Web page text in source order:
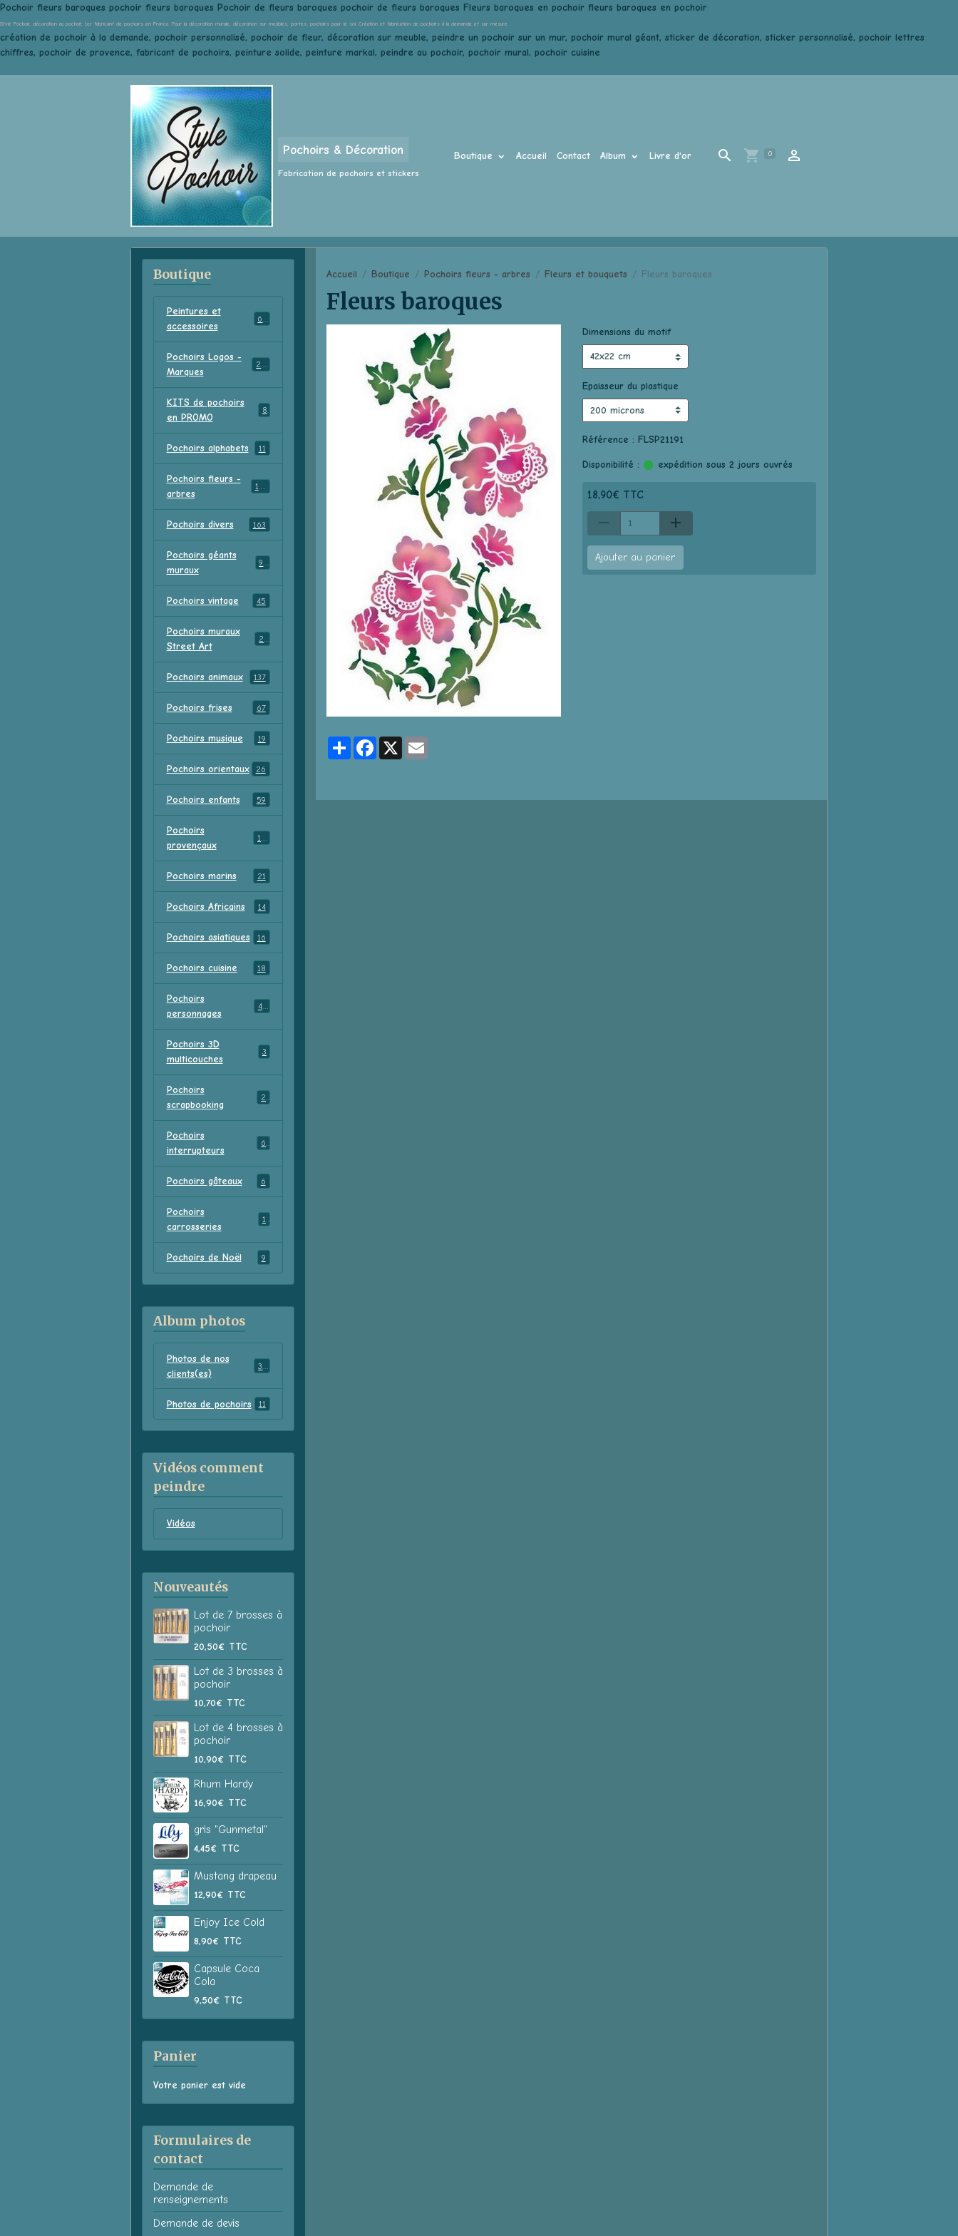
Pochoir fleurs baroques pochoir fleurs baroques Pochoir de fleurs baroques pochoir de fleurs baroques Fleurs baroques en pochoir fleurs baroques en pochoir
Style Pochoir, décoration au pochoir, 1er fabricant de pochoirs en France. Pour la décoration murale, décoration sur meubles, portes, pochoirs pour le sol. Création et fabrication de pochoirs à la demande et sur mesure.
création de pochoir à la demande, pochoir personnalisé, pochoir de fleur, décoration sur meuble, peindre un pochoir sur un mur, pochoir mural géant, sticker de décoration, sticker personnalisé, pochoir lettres
chiffres, pochoir de provence, fabricant de pochoirs, peinture solide, peinture markal, peindre au pochoir, pochoir mural, pochoir cuisine
Pochoirs & Décoration
Fabrication de pochoirs et stickers
Boutique Accueil Contact Album Livre d'or 0
Accueil Boutique Pochoirs fleurs - arbres Fleurs et bouquets Fleurs baroques
Fleurs baroques
Dimensions du motif
Epaisseur du plastique
Référence : FLSP21191
Disponibilité : expédition sous 2 jours ouvrés
18,90€ TTC
Ajouter au panier
PartagerFacebook
X
Boutique
Peintures et
accessoires
68
Pochoirs Logos -
Marques
213
KITS de pochoirs
en PROMO
8
Pochoirs alphabets 11
Pochoirs fleurs -
arbres
156
Pochoirs divers 163
Pochoirs géants
muraux
91
Pochoirs vintage 45
Pochoirs muraux
Street Art
23
Pochoirs animaux 137
Pochoirs frises 67
Pochoirs musique 19
Pochoirs orientaux 26
Pochoirs enfants 59
Pochoirs
provençaux
18
Pochoirs marins 21
Pochoirs Africains 14
Pochoirs asiatiques 16
Pochoirs cuisine 18
Pochoirs
personnages
47
Pochoirs 3D
multicouches
3
Pochoirs
scrapbooking
2
Pochoirs
interrupteurs
6
Pochoirs gâteaux 6
Pochoirs
carrosseries
1
Pochoirs de Noël 9
Album photos
Photos de nos
clients(es)
Photos de pochoirs 11
Vidéos comment
peindre
Vidéos
Nouveautés
Lot de 7 brosses à
pochoir
20,50€ TTC
Lot de 3 brosses à
pochoir
10,70€ TTC
Lot de 4 brosses à
pochoir
10,90€ TTC
Rhum Hardy
16,90€ TTC
gris "Gunmetal"
4,45€ TTC
Mustang drapeau
12,90€ TTC
Enjoy Ice Cold
8,90€ TTC
Capsule Coca
Cola
9,50€ TTC
Panier
Votre panier est vide
Formulaires de
contact
Demande de
renseignements
Demande de devis